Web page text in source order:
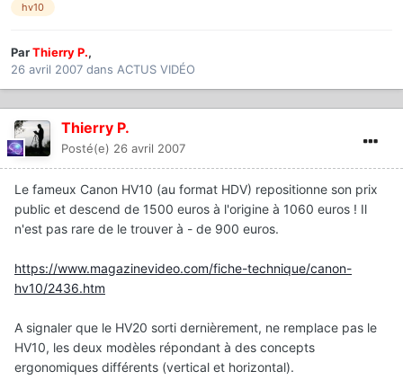
hv10
ParThierry P.,
26 avril 2007 dans ACTUS VIDÉO
Thierry P.
Posté(e) 26 avril 2007
Le fameux Canon HV10 (au format HDV) repositionne son prix
public et descend de 1500 euros à l'origine à 1060 euros ! Il
n'est pas rare de le trouver à - de 900 euros.
https://www.magazinevideo.com/fiche-technique/canon-
hv10/2436.htm
A signaler que le HV20 sorti dernièrement, ne remplace pas le
HV10, les deux modèles répondant à des concepts
ergonomiques différents (vertical et horizontal).